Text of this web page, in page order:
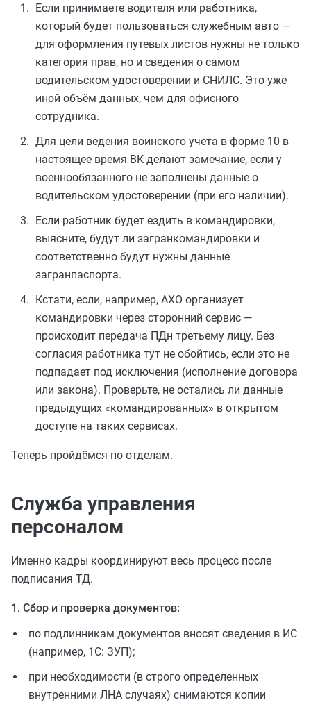
Если принимаете водителя или работника,
который будет пользоваться служебным авто —
для оформления путевых листов нужны не только
категория прав, но и сведения о самом
водительском удостоверении и СНИЛС. Это уже
иной объём данных, чем для офисного
сотрудника.
Для цели ведения воинского учета в форме 10 в
настоящее время ВК делают замечание, если у
военнообязанного не заполнены данные о
водительском удостоверении (при его наличии).
Если работник будет ездить в командировки,
выясните, будут ли загранкомандировки и
соответственно будут нужны данные
загранпаспорта.
Кстати, если, например, АХО организует
командировки через сторонний сервис —
происходит передача ПДн третьему лицу. Без
согласия работника тут не обойтись, если это не
подпадает под исключения (исполнение договора
или закона). Проверьте, не остались ли данные
предыдущих «командированных» в открытом
доступе на таких сервисах.
Теперь пройдёмся по отделам.
Служба управления
персоналом
Именно кадры координируют весь процесс после
подписания ТД.
1. Сбор и проверка документов:
по подлинникам документов вносят сведения в ИС
(например, 1С: ЗУП);
при необходимости (в строго определенных
внутренними ЛНА случаях) снимаются копии